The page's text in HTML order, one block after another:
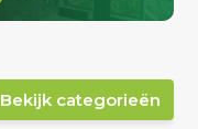
Bekijk categorieën